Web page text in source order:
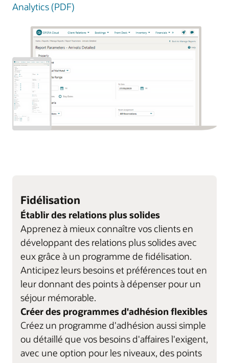
Analytics (PDF)
Fidélisation
Établir des relations plus solides
Apprenez à mieux connaître vos clients en
développant des relations plus solides avec
eux grâce à un programme de fidélisation.
Anticipez leurs besoins et préférences tout en
leur donnant des points à dépenser pour un
séjour mémorable.
Créer des programmes d'adhésion flexibles
Créez un programme d'adhésion aussi simple
ou détaillé que vos besoins d'affaires l'exigent,
avec une option pour les niveaux, des points